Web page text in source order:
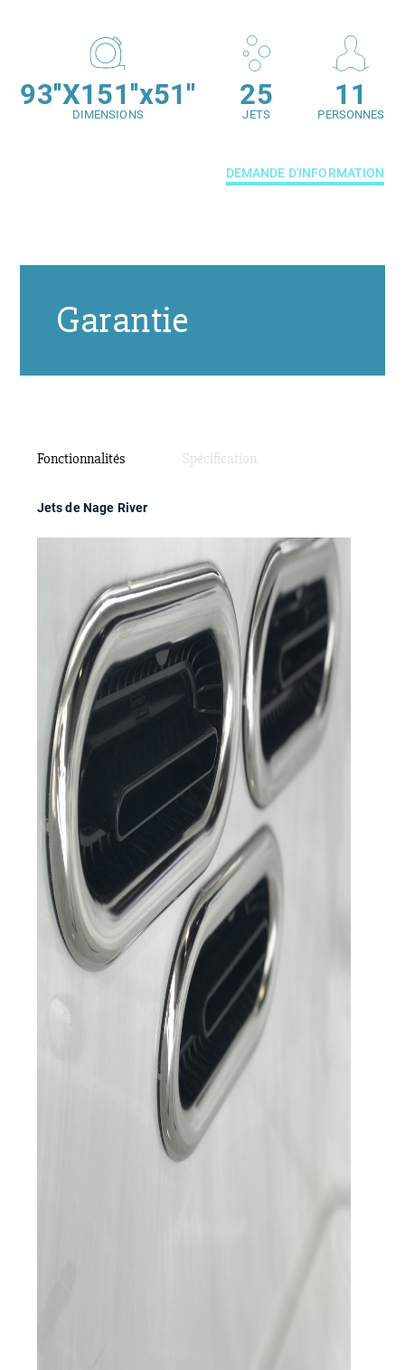
93''X151''x51''
DIMENSIONS
25
JETS
11
PERSONNES
DEMANDE D'INFORMATION
Garantie
Fonctionnalités
Jets de Nage River
Spécification